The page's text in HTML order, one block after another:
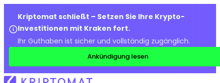
Kriptomat schließt – Setzen Sie Ihre Krypto-
Investitionen mit Kraken fort.
Ihr Guthaben ist sicher und vollständig zugänglich.
Ankündigung lesen